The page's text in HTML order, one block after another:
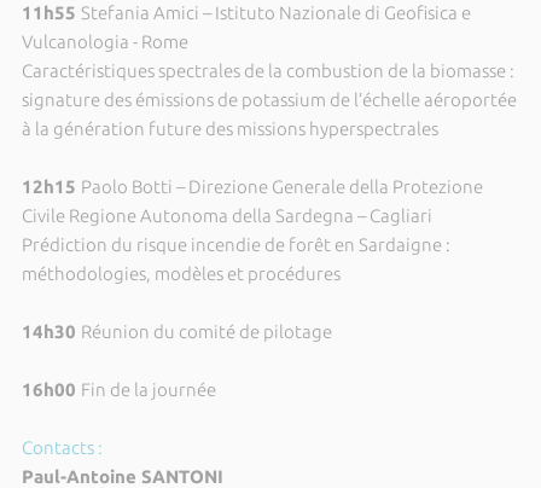
11h55 Stefania Amici – Istituto Nazionale di Geofisica e
Vulcanologia - Rome
Caractéristiques spectrales de la combustion de la biomasse :
signature des émissions de potassium de l’échelle aéroportée
à la génération future des missions hyperspectrales
12h15 Paolo Botti – Direzione Generale della Protezione
Civile Regione Autonoma della Sardegna – Cagliari
Prédiction du risque incendie de forêt en Sardaigne :
méthodologies, modèles et procédures
14h30 Réunion du comité de pilotage
16h00 Fin de la journée
Contacts :
Paul-Antoine SANTONI